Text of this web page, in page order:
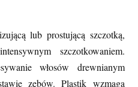
lub prostującą szczotką,
szczotkowaniem.
włosów drewnianym
zębów. Plastik wzmaga